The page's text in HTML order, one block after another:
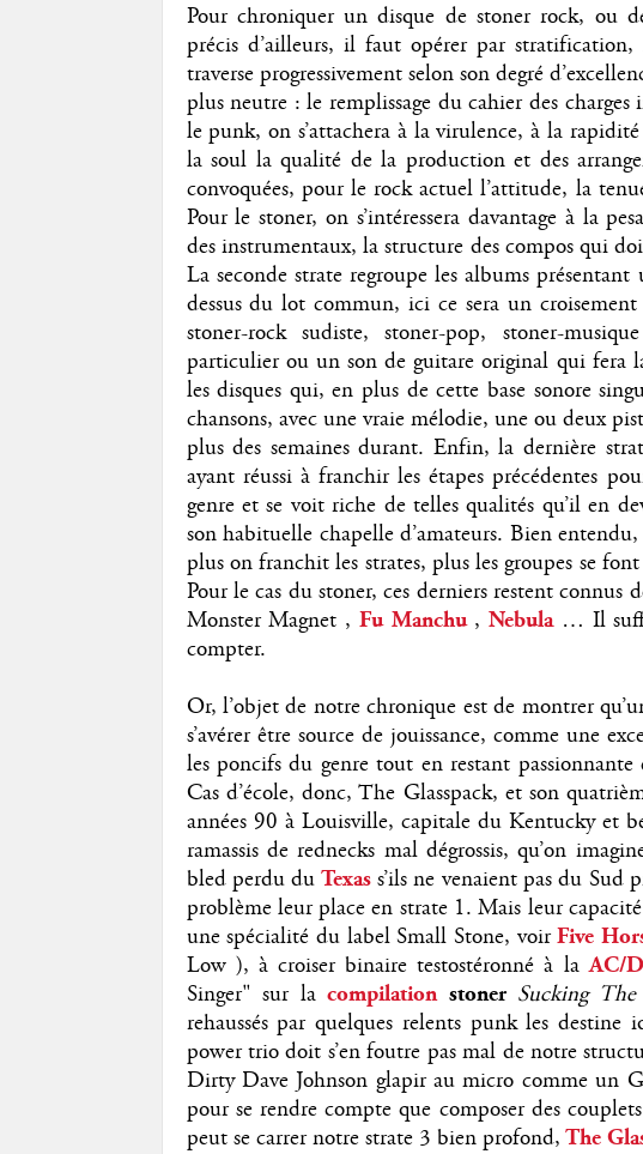
Pour chroniquer un disque de stoner rock, ou
précis d’ailleurs, il faut opérer par
traverse progressivement selon son degré
plus neutre : le remplissage du cahier des
le punk, on s’attachera à la virulence, à la
la soul la qualité de la production et des
convoquées, pour le rock actuel l’attitude, la
Pour le stoner, on s’intéressera davantage à la
des instrumentaux, la structure des compos qui
La seconde strate regroupe les albums
dessus du lot commun, ici ce sera un
stoner-rock sudiste, stoner-pop, stoner-
particulier ou un son de guitare original qui fera
les disques qui, en plus de cette base sonore
chansons, avec une vraie mélodie, une ou deux
plus des semaines durant. Enfin, la dernière
ayant réussi à franchir les étapes précédentes
genre et se voit riche de telles qualités qu’il en
son habituelle chapelle d’amateurs. Bien
plus on franchit les strates, plus les groupes se
Pour le cas du stoner, ces derniers restent connus
Monster Magnet , Fu Manchu , Nebula … Il
compter.
Or, l’objet de notre chronique est de montrer
s’avérer être source de jouissance, comme une
les poncifs du genre tout en restant
Cas d’école, donc, The Glasspack, et son
années 90 à Louisville, capitale du Kentucky et
ramassis de rednecks mal dégrossis, qu’on
bled perdu du Texas s’ils ne venaient pas du Sud
problème leur place en strate 1. Mais leur
une spécialité du label Small Stone, voirFive
Low ), à croiser binaire testostéronné à laAC/
Singer" sur lacompilation stoner Sucking
rehaussés par quelques relents punk les
power trio doit s’en foutre pas mal de notre
Dirty Dave Johnson glapir au micro comme un
pour se rendre compte que composer des
peut se carrer notre strate 3 bien profond, The